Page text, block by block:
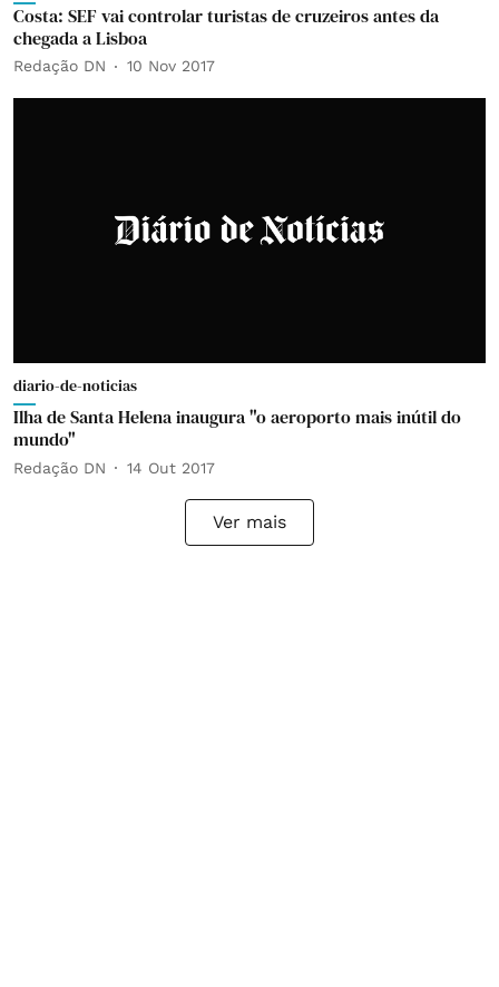
Costa: SEF vai controlar turistas de cruzeiros antes da
chegada a Lisboa
Redação DN 10 Nov 2017
diario-de-noticias
Ilha de Santa Helena inaugura "o aeroporto mais inútil do
mundo"
Redação DN 14 Out 2017
Ver mais